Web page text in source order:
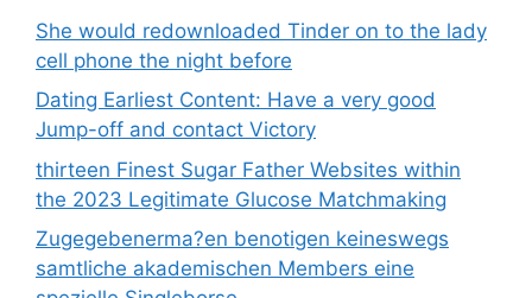
She would redownloaded Tinder on to the lady
cell phone the night before
Dating Earliest Content: Have a very good
Jump-off and contact Victory
thirteen Finest Sugar Father Websites within
the 2023 Legitimate Glucose Matchmaking
Zugegebenerma?en benotigen keineswegs
samtliche akademischen Members eine